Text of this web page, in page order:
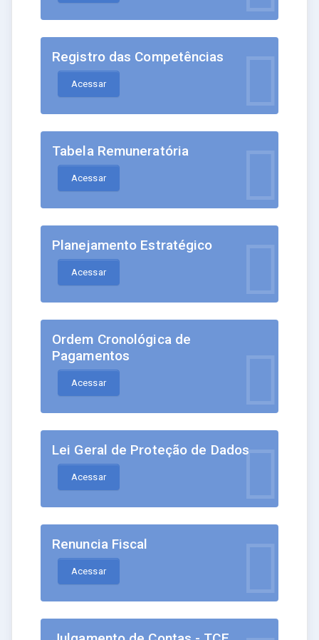
Registro das Competências
Acessar
Tabela Remuneratória
Acessar
Planejamento Estratégico
Acessar
Ordem Cronológica de
Pagamentos
Acessar
Lei Geral de Proteção de Dados
Acessar
Renuncia Fiscal
Acessar